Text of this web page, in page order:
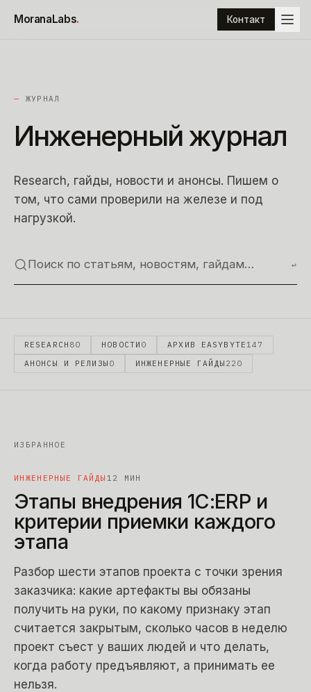
MoranaLabs. Контакт
— ЖУРНАЛ
Инженерный журнал
Research, гайды, новости и анонсы. Пишем о
том, что сами проверили на железе и под
нагрузкой.
Поиск по статьям, новостям, гайдам… ↵
RESEARCH 80 НОВОСТИ 0 АРХИВ EASYBYTE 147
АНОНСЫ И РЕЛИЗЫ 0 ИНЖЕНЕРНЫЕ ГАЙДЫ 220
ИЗБРАННОЕ
ИНЖЕНЕРНЫЕ ГАЙДЫ 12 МИН
Этапы внедрения 1С:ERP и
критерии приемки каждого
этапа
Разбор шести этапов проекта с точки зрения
заказчика: какие артефакты вы обязаны
получить на руки, по какому признаку этап
считается закрытым, сколько часов в неделю
проект съест у ваших людей и что делать,
когда работу предъявляют, а принимать ее
нельзя.